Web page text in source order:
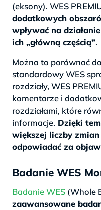
(eksony). WES
dodatkowych
wpływać na
ich „główną częścią”.
Można to porównać
standardowy WES
rozdziały, WES
komentarze i
rozdziałami, które
informacje. Dzięki
większej liczby
odpowiadać za
Badanie WES
Badanie WES (Whole
zaawansowane